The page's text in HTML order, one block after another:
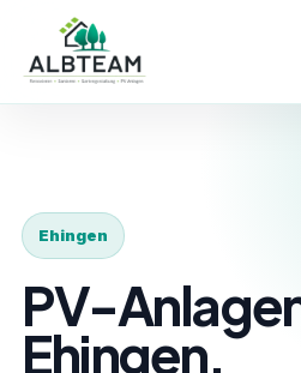
Ehingen
PV-
Ehingen.